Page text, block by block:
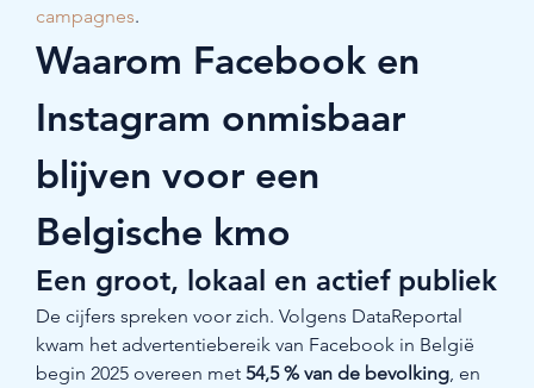
campagnes.
Waarom Facebook en
Instagram onmisbaar
blijven voor een
Belgische kmo
Een groot, lokaal en actief publiek
De cijfers spreken voor zich. Volgens DataReportal
kwam het advertentiebereik van Facebook in België
begin 2025 overeen met 54,5 % van de bevolking, en